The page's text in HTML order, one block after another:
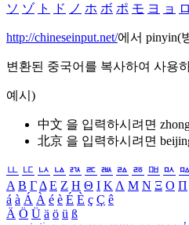
ソ ゾ ト ド ノ ホ ボ ポ モ ヨ ョ ロ
http://chineseinput.net/에서 pinyin(
변환된 중국어를 복사하여 사용
예시)
中文 을 입력하시려면
北京 을 입력하시려면
ㅥ ㅦ ㅧ ㅨ ㅩ ㅪ ㅫ ㅬ ㅭ ㅮ ㅯ ㅰ
Α Β ΓΔ Ε Ζ Η Θ Ι ΚΛ Μ Ν Ξ Ο Π
á à Á À é è É È ç Ç ê
Ä Ö Ü ä ö ü ß